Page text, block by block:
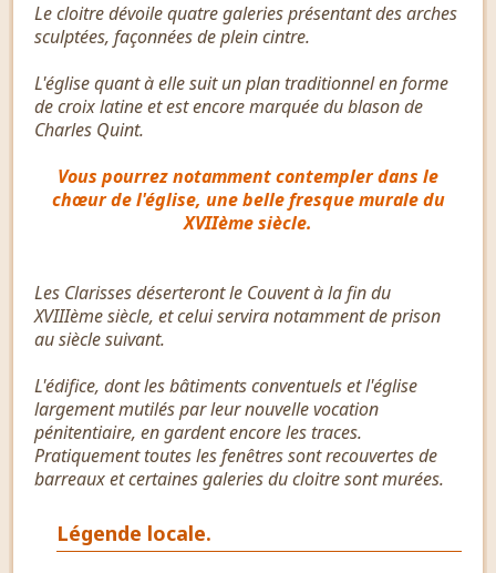
Le cloitre dévoile quatre galeries présentant des arches
sculptées, façonnées de plein cintre.
L'église quant à elle suit un plan traditionnel en forme
de croix latine et est encore marquée du blason de
Charles Quint.
Vous pourrez notamment contempler dans le
chœur de l'église, une belle fresque murale du
XVIIème siècle.
Les Clarisses déserteront le Couvent à la fin du
XVIIIème siècle, et celui servira notamment de prison
au siècle suivant.
L'édifice, dont les bâtiments conventuels et l'église
largement mutilés par leur nouvelle vocation
pénitentiaire, en gardent encore les traces.
Pratiquement toutes les fenêtres sont recouvertes de
barreaux et certaines galeries du cloitre sont murées.
Légende locale.